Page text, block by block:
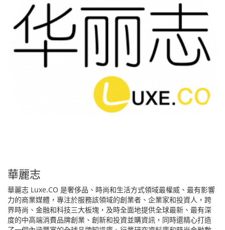
華麗志
華麗志 Luxe.CO 是奢侈品、時尚和生活方式領域最權威、最有影響
力的商業媒體，專注於服務該領域的創業者、企業家和投資人，跨
界時尚、金融和科技三大板塊，及時全面地提供全球最新、最有深
度的中高端消費品牌創業、創新和投資並購資訊，同時還精心打造